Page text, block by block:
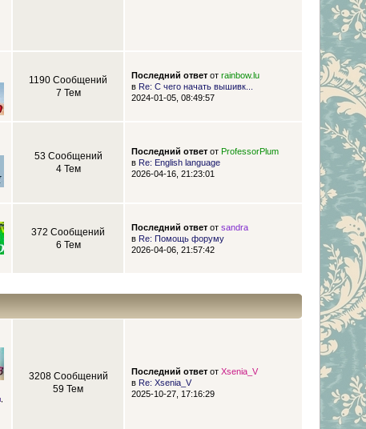
1190 Сообщений
7 Тем
Последний ответот rainbow.lu
в Re: С чего начать вышивк...
2024-01-05, 08:49:57
53 Сообщений
4 Тем
Последний ответот ProfessorPlum
в Re: English language
2026-04-16, 21:23:01
372 Сообщений
6 Тем
Последний ответот sandra
в Re: Помощь форуму
2026-04-06, 21:57:42
,
3208 Сообщений
59 Тем
Последний ответот Xsenia_V
в Re: Xsenia_V
2025-10-27, 17:16:29